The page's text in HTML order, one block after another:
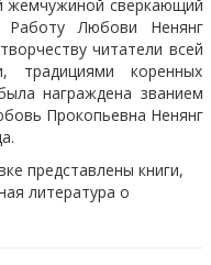
жемчужиной сверкающий
Работу Любови Ненянг
читатели всей
традициями коренных
награждена званием
Прокопьевна Ненянг
представлены книги,
литература о